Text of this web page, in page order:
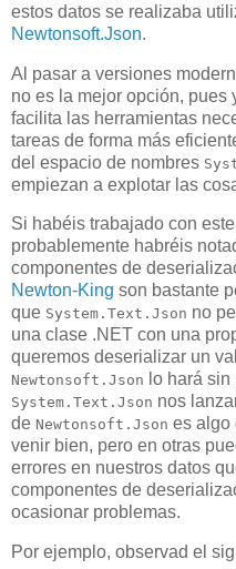
estos datos se realizaba
Newtonsoft.Json.
Al pasar a versiones
no es la mejor opción, pues
facilita las herramientas
tareas de forma más
del espacio de nombres
empiezan a explotar las
Si habéis trabajado con
probablemente habréis
componentes de
Newton-King son bastante
que System.Text.Json no
una clase .NET con una
queremos deserializar un
Newtonsoft.Json lo hará
System.Text.Json nos
de Newtonsoft.Json es algo
venir bien, pero en otras
errores en nuestros datos
componentes de
ocasionar problemas.
Por ejemplo, observad el